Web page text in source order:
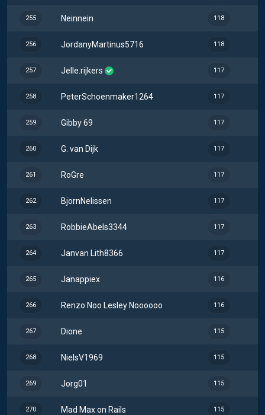
255 Neinnein 118
256 JordanyMartinus5716 118
257 Jelle.rijkers 117
258 PeterSchoenmaker1264 117
259 Gibby 69 117
260 G. van Dijk 117
261 RoGre 117
262 BjornNelissen 117
263 RobbieAbels3344 117
264 Janvan Lith8366 117
265 Janappiex 116
266 Renzo Noo Lesley Noooooo 116
267 Dione 115
268 NielsV1969 115
269 Jorg01 115
270 Mad Max on Rails 115